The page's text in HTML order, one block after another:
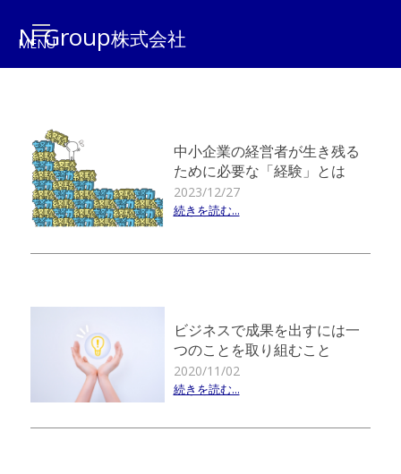
N Group株式会社
中小企業の経営者が生き残る
ために必要な「経験」とは
2023/12/27
続きを読む...
ビジネスで成果を出すには一
つのことを取り組むこと
2020/11/02
続きを読む...